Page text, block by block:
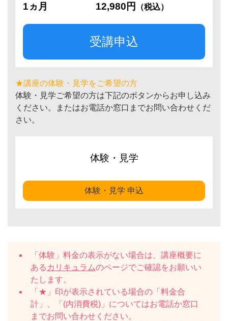
1ヵ月 12,980円 （税込）
受講申込
★講座の体験・見学をご希望の方
体験・見学ご希望の方は下記のボタンからお申し込み
ください。またはお電話か窓口までお問い合わせくだ
さい。
体験・見学
体験・見学 申込
「体験」料金の表示がない場合は、講座概要に
ある カリキュラムのページでご確認をお願いい
たします。
「★」印が表示されている場合の「料金合
計」、「(内消費税)」についてはお電話か窓口
までお問い合わせください。